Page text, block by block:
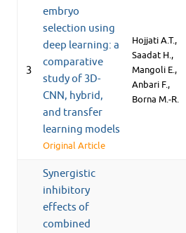
3
embryo
selection using
deep learning: a
comparative
study of 3D-
CNN, hybrid,
and transfer
learning models
Original Article
Hojjati A.T.,
Saadat H.,
Mangoli E.,
Anbari F.,
Borna M.-R.
Synergistic
inhibitory
effects of
combined